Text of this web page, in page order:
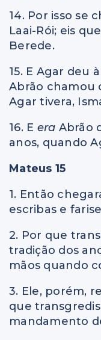
14. Por isso se
Laai-Rói; eis que
Berede.
15. E Agar deu
Abrão chamou
Agar tivera,
16. E era Abrão
anos, quando
Mateus 15
1. Então
escribas e
2. Por que
tradição dos
mãos quando
3. Ele, porém,
que
mandamento